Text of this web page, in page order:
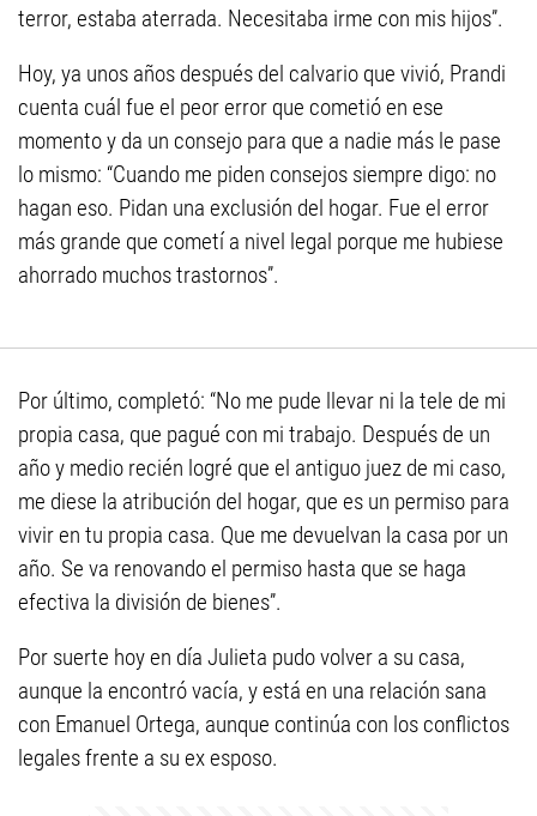
terror, estaba aterrada. Necesitaba irme con mis hijos”.
Hoy, ya unos años después del calvario que vivió, Prandi
cuenta cuál fue el peor error que cometió en ese
momento y da un consejo para que a nadie más le pase
lo mismo: “Cuando me piden consejos siempre digo: no
hagan eso. Pidan una exclusión del hogar. Fue el error
más grande que cometí a nivel legal porque me hubiese
ahorrado muchos trastornos”.
Por último, completó: “No me pude llevar ni la tele de mi
propia casa, que pagué con mi trabajo. Después de un
año y medio recién logré que el antiguo juez de mi caso,
me diese la atribución del hogar, que es un permiso para
vivir en tu propia casa. Que me devuelvan la casa por un
año. Se va renovando el permiso hasta que se haga
efectiva la división de bienes”.
Por suerte hoy en día Julieta pudo volver a su casa,
aunque la encontró vacía, y está en una relación sana
con Emanuel Ortega, aunque continúa con los conflictos
legales frente a su ex esposo.